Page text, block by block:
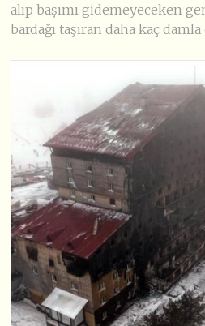
alıp başımı gidemeyeceken
bardağı taşıran daha kaç